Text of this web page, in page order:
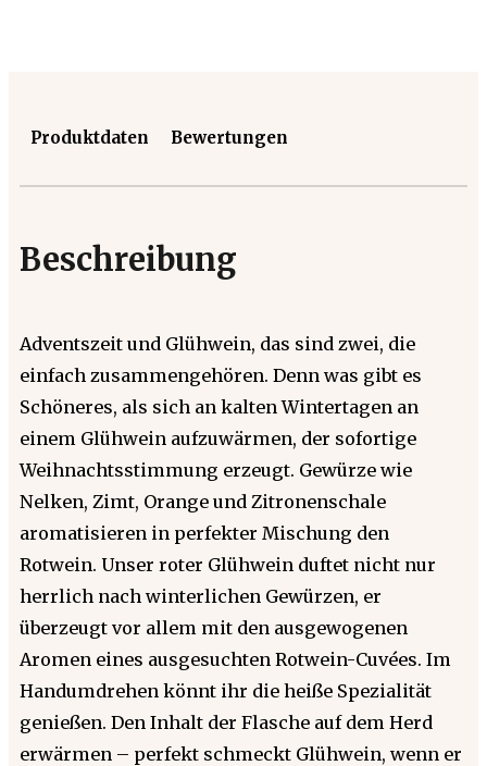
Produktdaten Bewertungen
Beschreibung
Adventszeit und Glühwein, das sind zwei, die
einfach zusammengehören. Denn was gibt es
Schöneres, als sich an kalten Wintertagen an
einem Glühwein aufzuwärmen, der sofortige
Weihnachtsstimmung erzeugt. Gewürze wie
Nelken, Zimt, Orange und Zitronenschale
aromatisieren in perfekter Mischung den
Rotwein. Unser roter Glühwein duftet nicht nur
herrlich nach winterlichen Gewürzen, er
überzeugt vor allem mit den ausgewogenen
Aromen eines ausgesuchten Rotwein-Cuvées. Im
Handumdrehen könnt ihr die heiße Spezialität
genießen. Den Inhalt der Flasche auf dem Herd
erwärmen – perfekt schmeckt Glühwein, wenn er